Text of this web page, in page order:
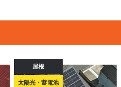
屋根
太陽光・蓄電池